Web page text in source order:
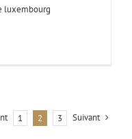
luxembourg
1 2 3 Suivant